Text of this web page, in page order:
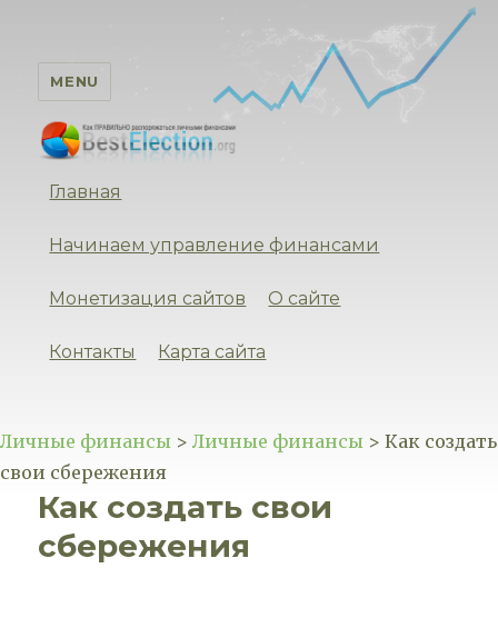
MENU
Личные финансы
Главная
Начинаем управление финансами
Монетизация сайтов О сайте
Контакты Карта сайта
Личные финансы > Личные финансы > Как создать
свои сбережения
Как создать свои
сбережения